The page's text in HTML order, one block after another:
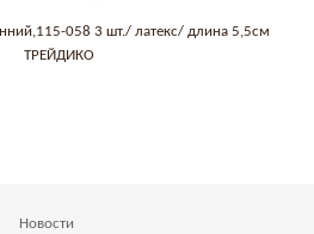
058 3 шт./ латекс/ длина 5,5см
ТРЕЙДИКО
Новости